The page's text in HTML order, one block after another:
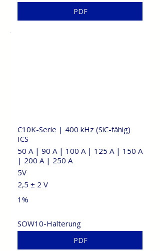
PDF
PDF
2,5 ± 2 V
5V
50 A | 90 A | 100 A | 125 A | 150 A
| 200 A | 250 A
1%
SOW10-Halterung
C10K-Serie | 400 kHz (SiC-fähig)
ICS